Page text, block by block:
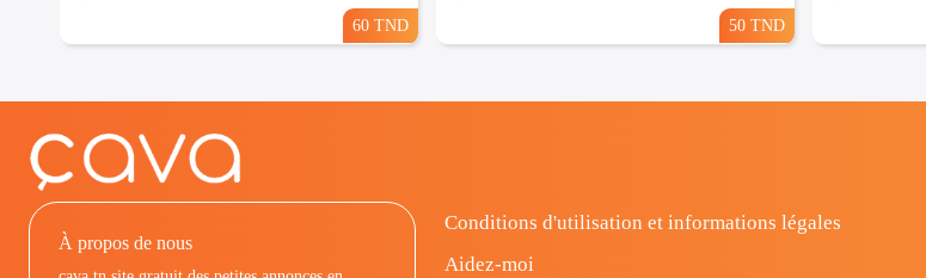
60 TND 50 TND
À propos de nous
Conditions d'utilisation et informations légales
Aidez-moi